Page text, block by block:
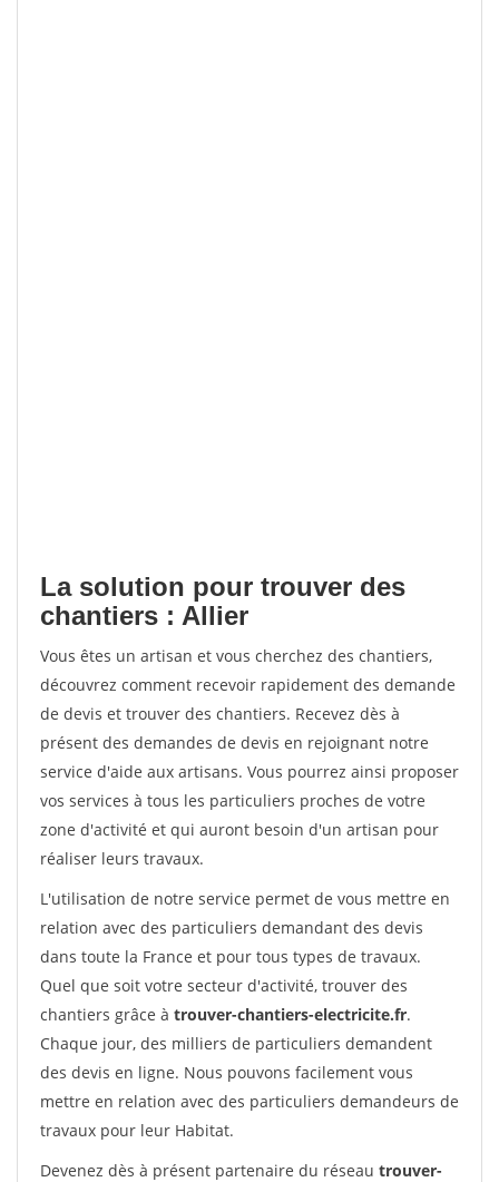
La solution pour trouver des
chantiers : Allier
Vous êtes un artisan et vous cherchez des chantiers,
découvrez comment recevoir rapidement des demande
de devis et trouver des chantiers. Recevez dès à
présent des demandes de devis en rejoignant notre
service d'aide aux artisans. Vous pourrez ainsi proposer
vos services à tous les particuliers proches de votre
zone d'activité et qui auront besoin d'un artisan pour
réaliser leurs travaux.
L'utilisation de notre service permet de vous mettre en
relation avec des particuliers demandant des devis
dans toute la France et pour tous types de travaux.
Quel que soit votre secteur d'activité, trouver des
chantiers grâce à trouver-chantiers-electricite.fr.
Chaque jour, des milliers de particuliers demandent
des devis en ligne. Nous pouvons facilement vous
mettre en relation avec des particuliers demandeurs de
travaux pour leur Habitat.
Devenez dès à présent partenaire du réseau trouver-